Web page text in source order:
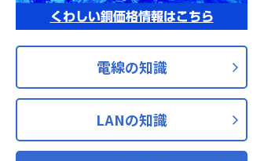
くわしい銅価格情報はこちら
電線の知識
LANの知識